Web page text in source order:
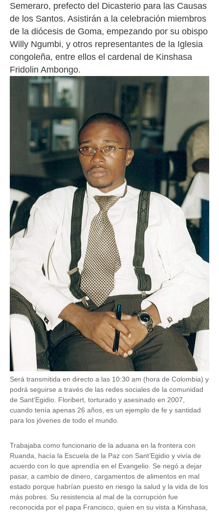
Semeraro, prefecto del Dicasterio para las Causas
de los Santos. Asistirán a la celebración miembros
de la diócesis de Goma, empezando por su obispo
Willy Ngumbi, y otros representantes de la Iglesia
congoleña, entre ellos el cardenal de Kinshasa
Fridolin Ambongo.
Image
Será transmitida en directo a las 10:30 am (hora de Colombia) y
podrá seguirse a través de las redes sociales de la comunidad
de Sant’Egidio. Floribert, torturado y asesinado en 2007,
cuando tenía apenas 26 años, es un ejemplo de fe y santidad
para los jóvenes de todo el mundo.
Trabajaba como funcionario de la aduana en la frontera con
Ruanda, hacía la Escuela de la Paz con Sant’Egidio y vivía de
acuerdo con lo que aprendía en el Evangelio. Se negó a dejar
pasar, a cambio de dinero, cargamentos de alimentos en mal
estado porque habrían puesto en riesgo la salud y la vida de los
más pobres. Su resistencia al mal de la corrupción fue
reconocida por el papa Francisco, quien en su vista a Kinshasa,